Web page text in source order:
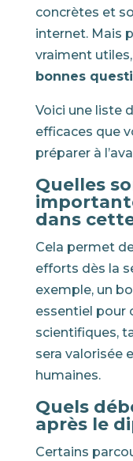
concrètes et
internet. Mais
vraiment
bonnes
Voici une liste
efficaces que
préparer à
Quelles
dans
Cela permet
efforts dès la
exemple, un
essentiel pour
scientifiques,
sera valorisée
humaines.
Quels
après le
Certains